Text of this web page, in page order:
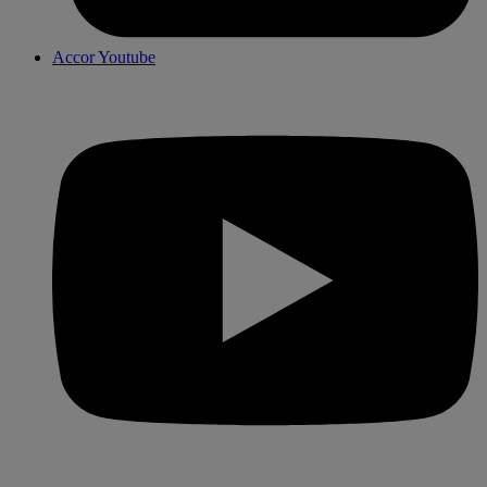
Accor Youtube